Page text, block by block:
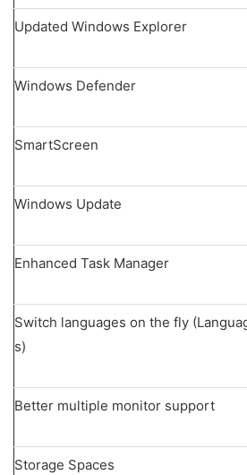
Updated Windows Explorer
Windows Defender
SmartScreen
Windows Update
Enhanced Task Manager
Switch languages on the fly
s)
Better multiple monitor support
Storage Spaces